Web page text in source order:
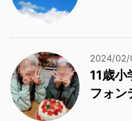
2024/02/
11歳
フォン